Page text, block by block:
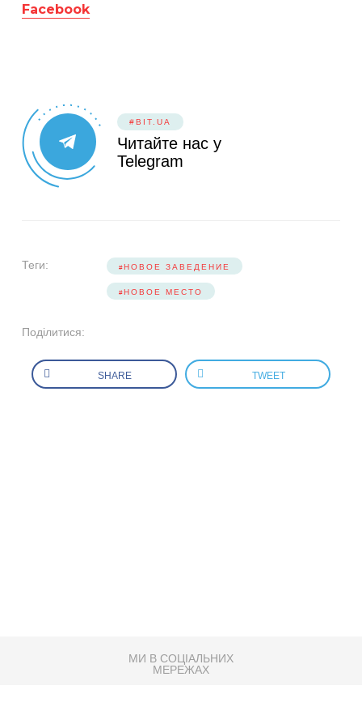
Facebook
#BIT.UA
Читайте нас у
Telegram
Теги: НОВОЕ ЗАВЕДЕНИЕ
НОВОЕ МЕСТО
Поділитися:
SHARE TWEET
МИ В СОЦІАЛЬНИХ
МЕРЕЖАХ